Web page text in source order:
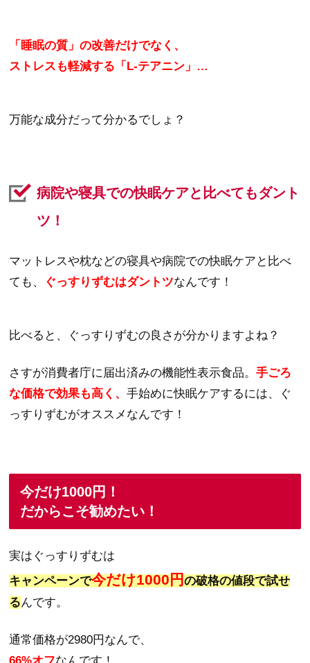
「睡眠の質」の改善だけでなく、
ストレスも軽減する「L-テアニン」…
万能な成分だって分かるでしょ？
病院や寝具での快眠ケアと比べてもダント
ツ！
マットレスや枕などの寝具や病院での快眠ケアと比べ
ても、
ぐっすりずむはダントツなんです！
比べると、ぐっすりずむの良さが分かりますよね？
さすが消費者庁に届出済みの機能性表示食品。手ごろ
な価格で効果も高く、手始めに快眠ケアするには、ぐ
っすりずむがオススメなんです！
今だけ1000円！
だからこそ勧めたい！
実はぐっすりずむは
キャンペーンで今だけ1000円の破格の値段で試せ
るんです。
通常価格が2980円なんで、
66%オフなんです！